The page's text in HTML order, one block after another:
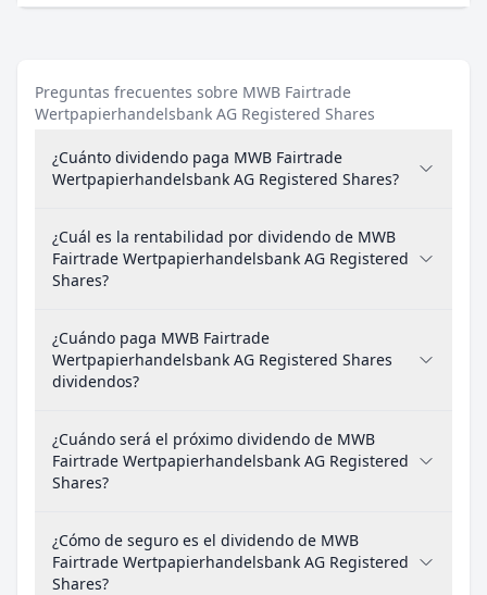
Preguntas frecuentes sobre MWB Fairtrade
Wertpapierhandelsbank AG Registered Shares
¿Cuánto dividendo paga MWB Fairtrade
Wertpapierhandelsbank AG Registered Shares?
¿Cuál es la rentabilidad por dividendo de MWB
Fairtrade Wertpapierhandelsbank AG Registered
Shares?
¿Cuándo paga MWB Fairtrade
Wertpapierhandelsbank AG Registered Shares
dividendos?
¿Cuándo será el próximo dividendo de MWB
Fairtrade Wertpapierhandelsbank AG Registered
Shares?
¿Cómo de seguro es el dividendo de MWB
Fairtrade Wertpapierhandelsbank AG Registered
Shares?